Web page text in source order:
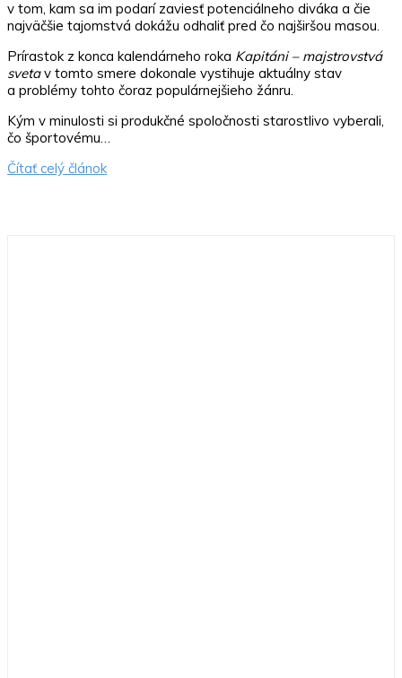
v tom, kam sa im podarí zaviesť potenciálneho diváka a čie
najväčšie tajomstvá dokážu odhaliť pred čo najširšou masou.
Prírastok z konca kalendárneho roka Kapitáni – majstrovstvá
svetav tomto smere dokonale vystihuje aktuálny stav
a problémy tohto čoraz populárnejšieho žánru.
Kým v minulosti si produkčné spoločnosti starostlivo vyberali,
čo športovému…
Čítať celý článok